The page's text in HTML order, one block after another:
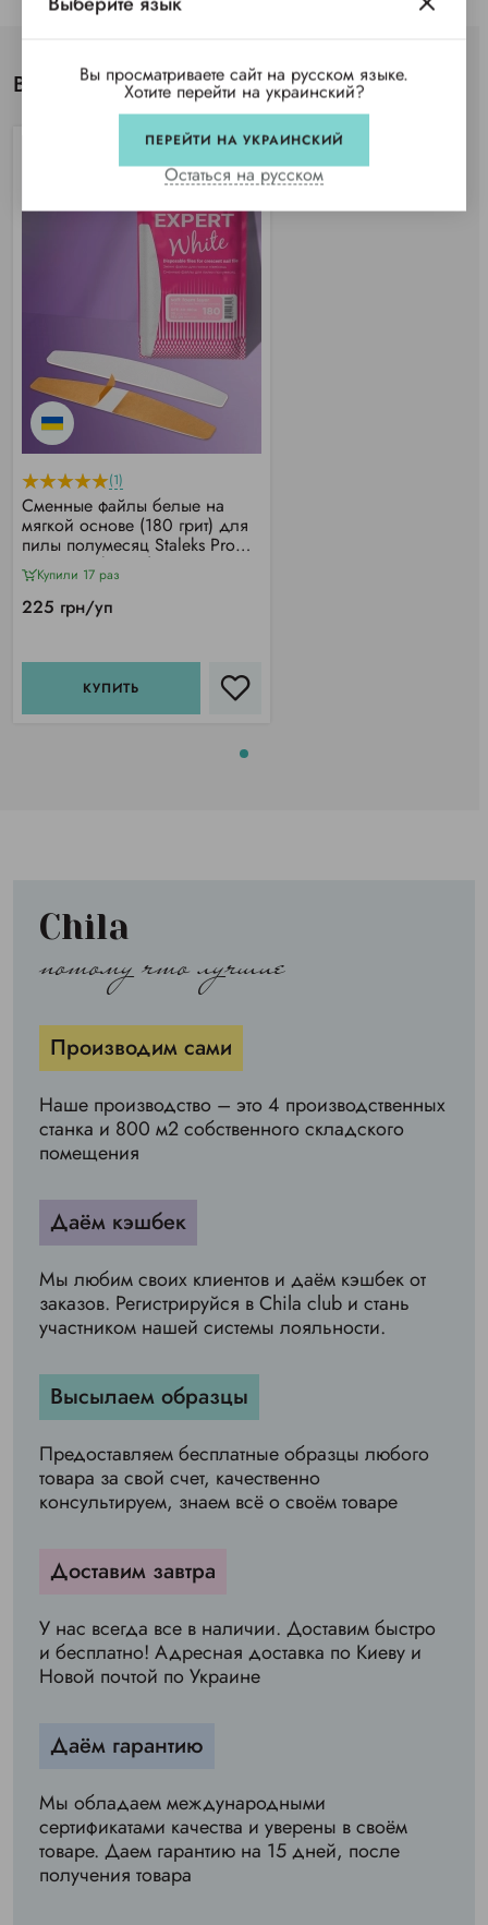
Вы просматривали
(1)
Сменные файлы белые на
мягкой основе (180 грит) для
пилы полумесяц Staleks Pro
Expert 40 (30 шт)
Купили 17 раз
225 грн/уп
КУПИТЬ
Chila
потому что лучшие
Производим сами
Наше производство – это 4 производственных
станка и 800 м2 собственного складского
помещения
Даём кэшбек
Мы любим своих клиентов и даём кэшбек от
заказов. Регистрируйся в Chila club и стань
участником нашей системы лояльности.
Высылаем образцы
Предоставляем бесплатные образцы любого
товара за свой счет, качественно
консультируем, знаем всё о своём товаре
Доставим завтра
У нас всегда все в наличии. Доставим быстро
и бесплатно! Адресная доставка по Киеву и
Новой почтой по Украине
Даём гарантию
Мы обладаем международными
сертификатами качества и уверены в своём
товаре. Даем гарантию на 15 дней, после
получения товара
Вы просматриваете сайт на русском языке.
Хотите перейти на украинский?
ПЕРЕЙТИ НА УКРАИНСКИЙ
Остаться на русском